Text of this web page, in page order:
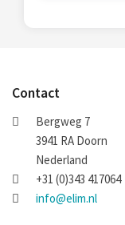
Contact
Bergweg 7
3941 RA Doorn
Nederland
+31 (0)343 417064
info@elim.nl